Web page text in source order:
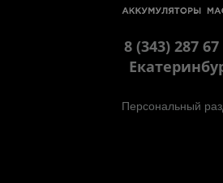
8 (343) 287 67
Персональный